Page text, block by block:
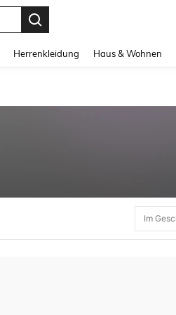
Herrenkleidung Haus & Wohnen